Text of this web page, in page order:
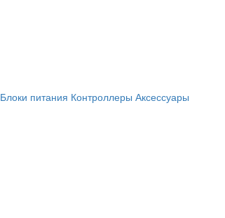
Блоки питания Контроллеры Аксессуары